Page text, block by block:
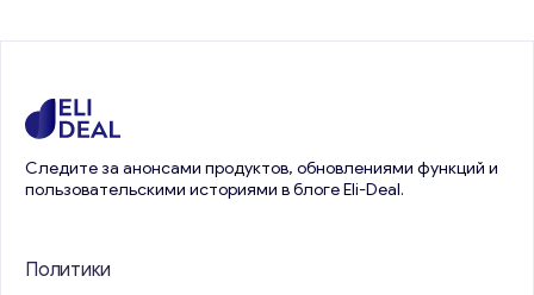
Следите за анонсами продуктов, обновлениями функций и
пользовательскими историями в блоге Eli-Deal.
Политики